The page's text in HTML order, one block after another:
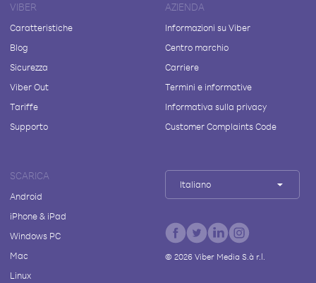
VIBER
Caratteristiche
Blog
Sicurezza
Viber Out
Tariffe
Supporto
AZIENDA
Informazioni su Viber
Centro marchio
Carriere
Termini e informative
Informativa sulla privacy
Customer Complaints Code
SCARICA
Android
iPhone & iPad
Windows PC
Mac
Linux
Italiano
© 2026Viber Media S.à r.l.